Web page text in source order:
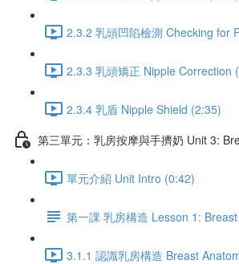
2.3.2 乳頭凹陷檢測 Checking for
2.3.3 乳頭矯正 Nipple Correction
2.3.4 乳盾 Nipple Shield (2:35)
第三單元：乳房按摩與手擠奶 Unit 3:
單元介紹 Unit Intro (0:42)
第一課 乳房構造 Lesson 1:
3.1.1 認識乳房構造 Breast